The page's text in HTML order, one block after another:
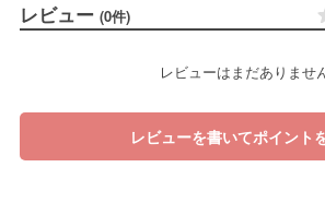
レビュー (0件)
レビューはまだありませ
レビューを書いてポイント